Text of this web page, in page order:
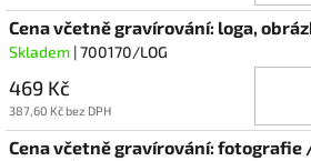
Cena včetně gravírování: loga,
Skladem | 700170/LOG
469 Kč
387,60 Kč bez DPH
Cena včetně gravírování: